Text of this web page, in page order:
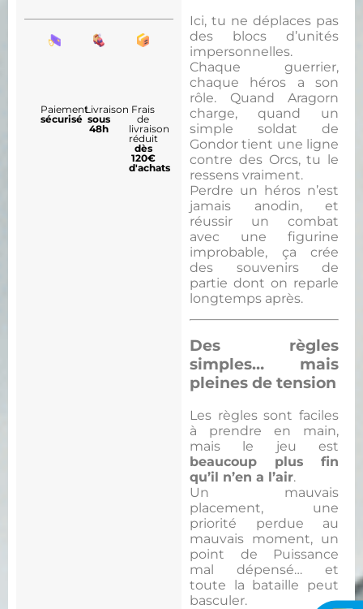
Ici, tu ne déplaces pas
des blocs d’unités
impersonnelles.
Chaque guerrier,
chaque héros a son
rôle. Quand Aragorn
charge, quand un
simple soldat de
Gondor tient une ligne
contre des Orcs, tu le
ressens vraiment.
Perdre un héros n’est
jamais anodin, et
réussir un combat
avec une figurine
improbable, ça crée
des souvenirs de
partie dont on reparle
longtemps après.
Des règles
simples… mais
pleines de tension
Les règles sont faciles
à prendre en main,
mais le jeu est
beaucoup plus fin
qu’il n’en a l’air.
Un mauvais
placement, une
priorité perdue au
mauvais moment, un
point de Puissance
mal dépensé… et
toute la bataille peut
basculer.
Paiement
sécurisé
Livraison
sous
48h
Frais
de
livraison
réduit
dès
120€
d'achats